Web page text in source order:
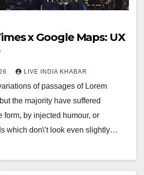
x Google Maps: UX
LIVE INDIA KHABAR
of passages of Lorem
the majority have suffered
form, by injected humour, or
which don\’t look even slightly…